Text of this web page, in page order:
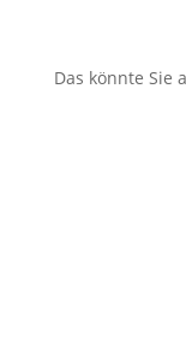
Das könnte Sie